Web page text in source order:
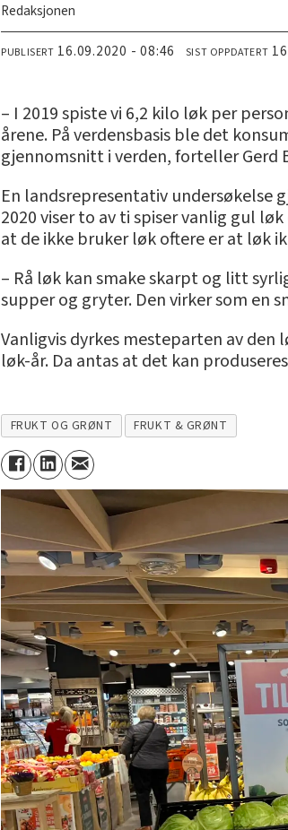
Redaksjonen
PUBLISERT 16.09.2020 - 08:46 SIST OPPDATERT
– I 2019 spiste vi 6,2 kilo løk per
årene. På verdensbasis ble det
gjennomsnitt i verden, forteller Gerd
En landsrepresentativ
2020 viser to av ti spiser vanlig gul
at de ikke bruker løk oftere er at løk
– Rå løk kan smake skarpt og litt
supper og gryter. Den virker som en
Vanligvis dyrkes mesteparten av den
løk-år. Da antas at det kan
FRUKT OG GRØNT FRUKT & GRØNT